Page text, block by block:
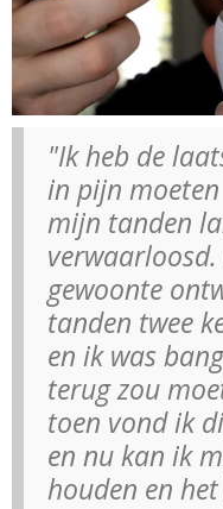
"Ik heb de
in pijn
mijn tanden
gewoonte
tanden twee
en ik was
terug zou
toen vond ik
en nu kan ik
houden en